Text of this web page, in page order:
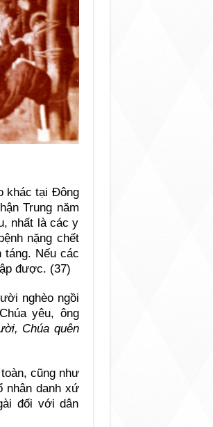
khác tại Đông
Trung năm
nhất là các y
nặng chết
táng. Nếu các
được. (37)
nghèo ngồi
yêu, ông
Chúa quên
cũng như
nhân danh xứ
đối với dân